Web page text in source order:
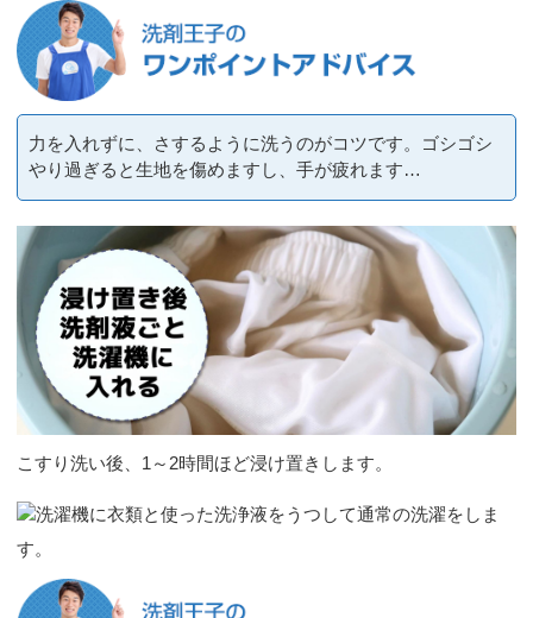
力を入れずに、さするように洗うのがコツです。ゴシゴシ
やり過ぎると生地を傷めますし、手が疲れます…
こすり洗い後、1～2時間ほど浸け置きします。
洗濯機に衣類と使った洗浄液をうつして通常の洗濯をしま
す。